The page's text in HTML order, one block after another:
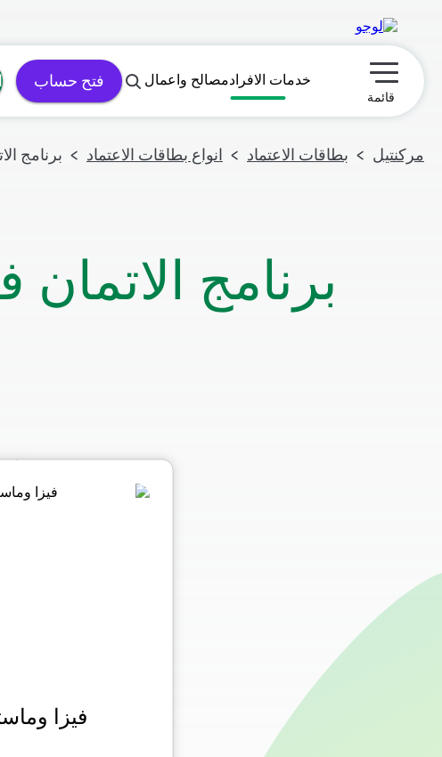
תפריט ראשי
قائمة
خدمات الافرادمصالح واعمال فتح حساب
مركنتيل بطاقات الاعتماد انواع بطاقات الاعتماد برنامج
برنامج
فيزا